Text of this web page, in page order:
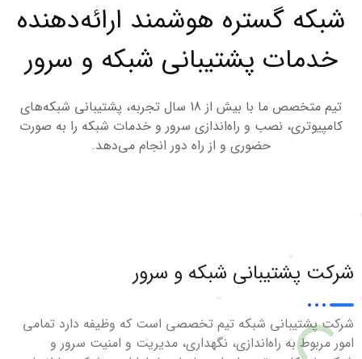
شبکه گستره هوشمند ارائه‌دهنده
خدمات پشتیبانی شبکه و سرور
تیم متخصص ما با بیش از 18 سال تجربه، پشتیبانی شبکه‌های
کامپیوتری، نصب و راه‌اندازی سرور و خدمات شبکه را به صورت
حضوری و از راه دور انجام می‌دهد.
شرکت پشتیبانی شبکه و سرور
شرکت پشتیبانی شبکه تیم تخصصی است که وظیفه دارد تمامی
امور مربوط به راه‌اندازی، نگهداری، مدیریت و امنیت سرور و